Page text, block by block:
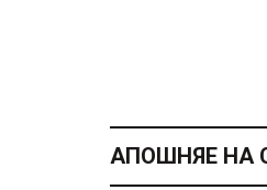
АПОШНЯЕ НА